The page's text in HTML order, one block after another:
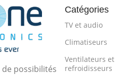
possibilités
Catégories
TV et audio
Climatiseurs
Ventilateurs et
refroidisseurs